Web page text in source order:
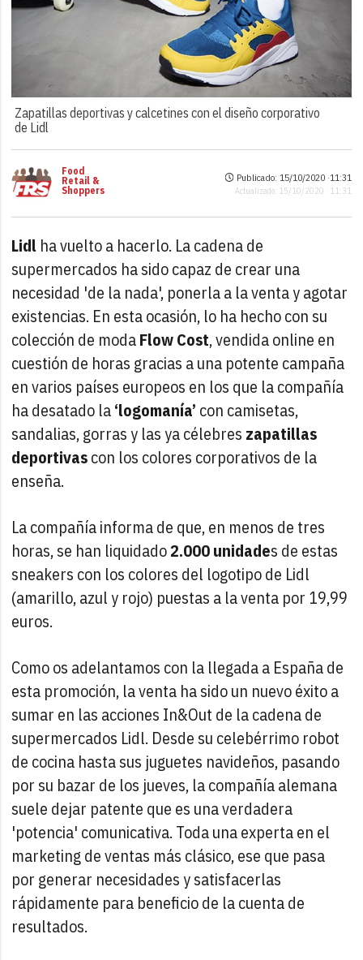
Zapatillas deportivas y calcetines con el diseño corporativo
de Lidl
Food
Retail &
Shoppers
Publicado: 15/10/2020 ·11:31
Actualizado: 15/10/2020 · 11:31
Lidl ha vuelto a hacerlo. La cadena de
supermercados ha sido capaz de crear una
necesidad 'de la nada', ponerla a la venta y agotar
existencias. En esta ocasión, lo ha hecho con su
colección de modaFlow Cost, vendida online en
cuestión de horas gracias a una potente campaña
en varios países europeos en los que la compañía
ha desatado la‘logomanía’ con camisetas,
sandalias, gorras y las ya célebres zapatillas
deportivascon los colores corporativos de la
enseña.
La compañía informa de que, en menos de tres
horas, se han liquidado2.000 unidades de estas
sneakers con los colores del logotipo de Lidl
(amarillo, azul y rojo) puestas a la venta por 19,99
euros.
Como os adelantamos con la llegada a España de
esta promoción, la venta ha sido un nuevo éxito a
sumar en las acciones In&Out de la cadena de
supermercados Lidl. Desde su celebérrimo robot
de cocina hasta sus juguetes navideños, pasando
por su bazar de los jueves, la compañía alemana
suele dejar patente que es una verdadera
'potencia' comunicativa. Toda una experta en el
marketing de ventas más clásico, ese que pasa
por generar necesidades y satisfacerlas
rápidamente para beneficio de la cuenta de
resultados.